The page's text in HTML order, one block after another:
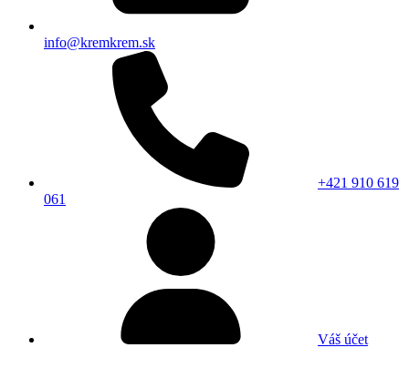
info@kremkrem.sk
+421 910 619
061
Váš účet